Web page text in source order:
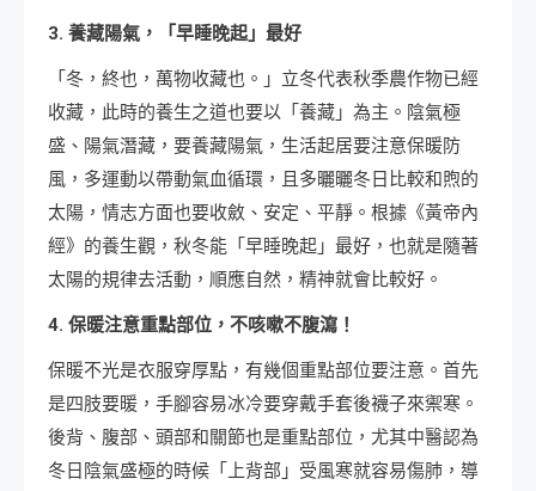
3. 養藏陽氣，「早睡晚起」最好
「冬，終也，萬物收藏也。」立冬代表秋季農作物已經
收藏，此時的養生之道也要以「養藏」為主。陰氣極
盛、陽氣潛藏，要養藏陽氣，生活起居要注意保暖防
風，多運動以帶動氣血循環，且多曬曬冬日比較和煦的
太陽，情志方面也要收斂、安定、平靜。根據《黃帝內
經》的養生觀，秋冬能「早睡晚起」最好，也就是隨著
太陽的規律去活動，順應自然，精神就會比較好。
4. 保暖注意重點部位，不咳嗽不腹瀉！
保暖不光是衣服穿厚點，有幾個重點部位要注意。首先
是四肢要暖，手腳容易冰冷要穿戴手套後襪子來禦寒。
後背、腹部、頭部和關節也是重點部位，尤其中醫認為
冬日陰氣盛極的時候「上背部」受風寒就容易傷肺，導